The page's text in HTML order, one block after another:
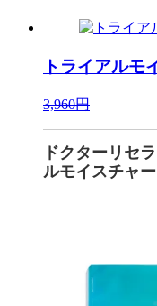
トライアルモ
3,960円
ドクターリセ
ルモイスチャー